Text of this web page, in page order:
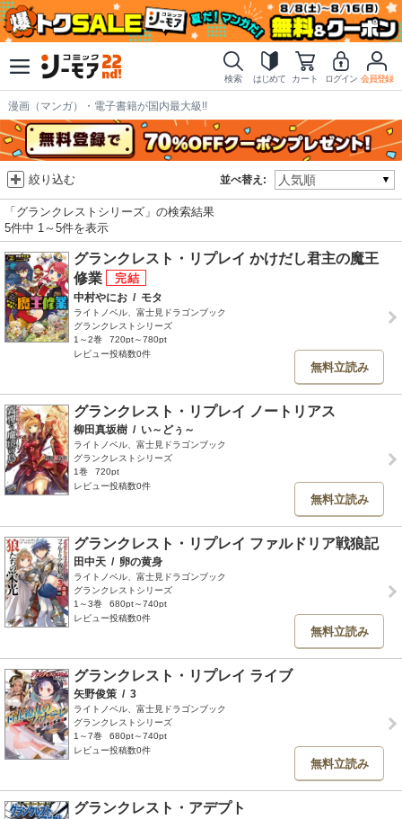
検索 はじめて カート ログイン 会員登録
漫画（マンガ）・電子書籍が国内最大級!!
並べ替え:
絞り込む
「グランクレストシリーズ」の検索結果
5件中 1～5件を表示
グランクレスト・リプレイ かけだし君主の魔王
修業
中村やにお / モタ
ライトノベル、富士見ドラゴンブック
グランクレストシリーズ
1～2巻
720pt～780pt
レビュー投稿数0件
無料立読み
グランクレスト・リプレイ ノートリアス
柳田真坂樹 / い～どぅ～
ライトノベル、富士見ドラゴンブック
グランクレストシリーズ
1巻
720pt
レビュー投稿数0件
無料立読み
グランクレスト・リプレイ ファルドリア戦狼記
田中天 / 卵の黄身
ライトノベル、富士見ドラゴンブック
グランクレストシリーズ
1～3巻
680pt～740pt
レビュー投稿数0件
無料立読み
グランクレスト・リプレイ ライブ
矢野俊策 / 3
ライトノベル、富士見ドラゴンブック
グランクレストシリーズ
1～7巻
680pt～740pt
レビュー投稿数0件
無料立読み
グランクレスト・アデプト